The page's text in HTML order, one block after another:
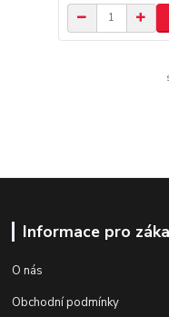
Informace pro
O nás
Obchodní podmínky